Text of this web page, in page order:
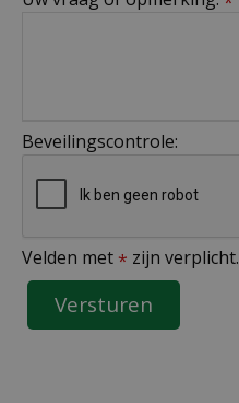
Beveilingscontrole:
Velden met * zijn verplicht.